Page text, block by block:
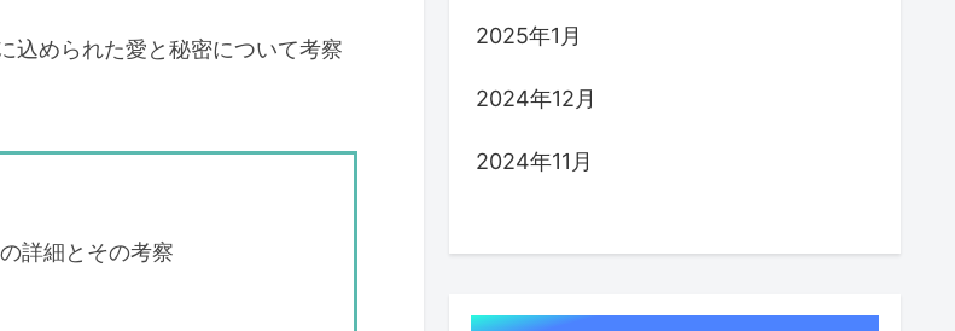
込められた愛と秘密について考察
詳細とその考察
2025年1月
2024年12月
2024年11月